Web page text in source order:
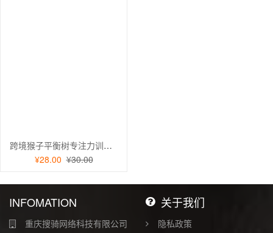
跨境猴子平衡树专注力训练益智叠叠乐乐双人互动平衡儿童玩具批发
¥28.00 ¥30.00
INFOMATION
重庆搜骑网络科技有限公司
关于我们
隐私政策